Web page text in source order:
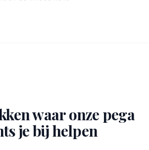
waar onze pega
je bij helpen